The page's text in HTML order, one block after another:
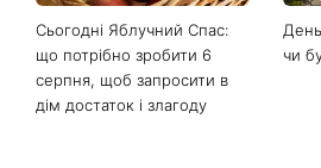
Останні новини